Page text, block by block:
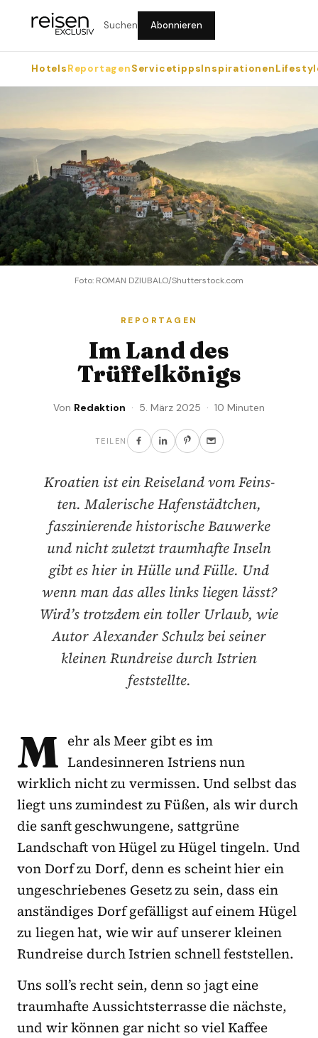
Suchen Abonnieren
HotelsReportagenServicetippsInspirationen
Foto: ROMAN DZIUBALO/Shutterstock.com
REPORTAGEN
Im Land des
Trüffelkönigs
Von Redaktion · 5. März 2025 · 10 Minuten
TEILEN
Kroatien ist ein Reiseland vom Feins­
ten. Malerische Hafenstädtchen,
faszinierende historische Bauwerke
und nicht zuletzt traumhafte Inseln
gibt es hier in Hülle und Fülle. Und
wenn man das alles links liegen lässt?
Wird’s trotzdem ein toller Urlaub, wie
Autor Alexander Schulz bei seiner
kleinen Rundreise durch Istrien
feststellte.
M ehr als Meer gibt es im
Landesinneren Istriens nun
wirklich nicht zu vermissen. Und selbst das
liegt uns zumindest zu Füßen, als wir durch
die sanft geschwungene, sattgrüne
Landschaft von Hügel zu Hügel tingeln. Und
von Dorf zu Dorf, denn es scheint hier ein
ungeschriebenes Gesetz zu sein, dass ein
anständiges Dorf gefälligst auf einem Hügel
zu liegen hat, wie wir auf unserer kleinen
Rundreise durch Istrien schnell feststellen.
Uns soll’s recht sein, denn so jagt eine
traumhafte Aussichtsterrasse die nächste,
und wir können gar nicht so viel Kaffee